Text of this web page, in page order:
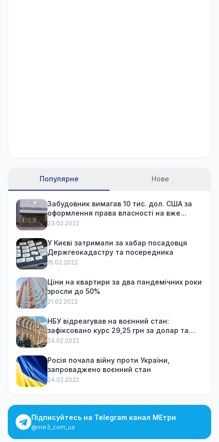
Популярне Нове
Забудовник вимагав 10 тис. дол. США за
оформлення права власності на вже
куплену квартиру
23.02.2022
У Києві затримали за хабар посадовця
Держгеокадастру та посередника
15.02.2022
Ціни на квартири за два пандемічних роки
зросли до 50%
21.02.2022
НБУ відреагував на воєнний стан:
зафіксовано курс 29,25 грн за долар та
обмежив зняття готівки
24.02.2022
Росія почала війну проти України,
запроваджено воєнний стан
24.02.2022
Підписуйтесь на Telegram канал МЕтри
@me3_com_ua